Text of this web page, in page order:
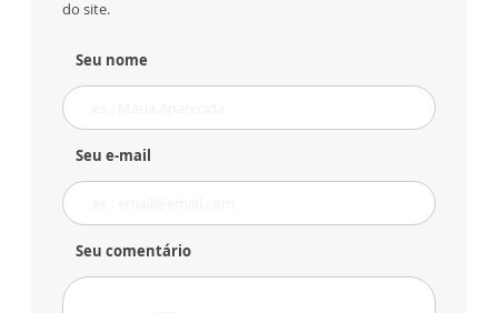
do site.
Seu nome
Seu e-mail
Seu comentário